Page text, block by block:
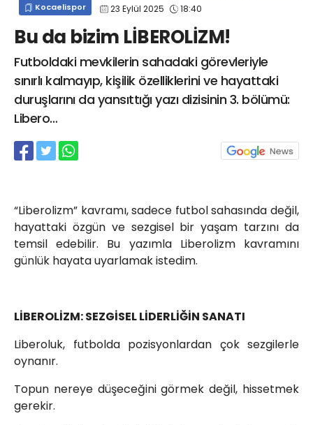
Kocaelispor 23 Eylül 2025 18:40
Bu da bizim LİBEROLİZM!
Futboldaki mevkilerin sahadaki görevleriyle
sınırlı kalmayıp, kişilik özelliklerini ve hayattaki
duruşlarını da yansıttığı yazı dizisinin 3. bölümü:
Libero…
“Liberolizm” kavramı, sadece futbol sahasında değil,
hayattaki özgün ve sezgisel bir yaşam tarzını da
temsil edebilir. Bu yazımla Liberolizm kavramını
günlük hayata uyarlamak istedim.
LİBEROLİZM: SEZGİSEL LİDERLİĞİN SANATI
Liberoluk, futbolda pozisyonlardan çok sezgilerle
oynanır.
Topun nereye düşeceğini görmek değil, hissetmek
gerekir.
info@spor41.com